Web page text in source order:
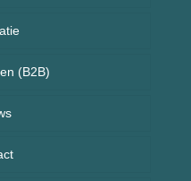
– BeSafeCharm
(B2B)